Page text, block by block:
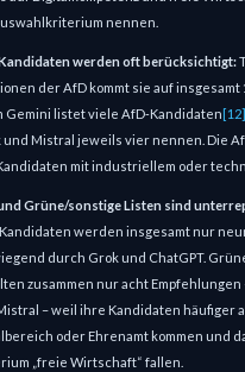
nennen.
werden oft berücksichtigt:
der AfD kommt sie auf insgesamt
Gemini listet viele AfD‑Kandidaten[12]
und Mistral jeweils vier nennen. Die
mit industriellem oder
Grüne/sonstige Listen sind
werden insgesamt nur
durch Grok und ChatGPT.
zusammen nur acht
– weil ihre Kandidaten häufiger
oder Ehrenamt kommen und
„freie Wirtschaft“ fallen.